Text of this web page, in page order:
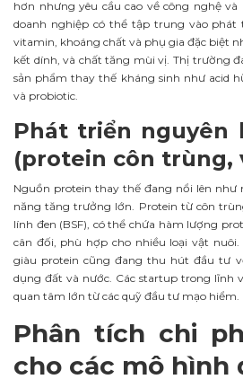
hơn nhưng yêu cầu cao về công nghệ
doanh nghiệp có thể tập trung vào phát
vitamin, khoáng chất và phụ gia đặc biệt
kết dính, và chất tăng mùi vị. Thị trường
sản phẩm thay thế kháng sinh như acid
và probiotic.
Phát triển nguyên
(protein côn trùng,
Nguồn protein thay thế đang nổi lên
năng tăng trưởng lớn. Protein từ côn
lính đen (BSF), có thể chứa hàm lượng
cân đối, phù hợp cho nhiều loại vật
giàu protein cũng đang thu hút đầu tư
dụng đất và nước. Các startup trong lĩnh
quan tâm lớn từ các quỹ đầu tư mạo hiểm.
Phân tích chi
cho các mô hình